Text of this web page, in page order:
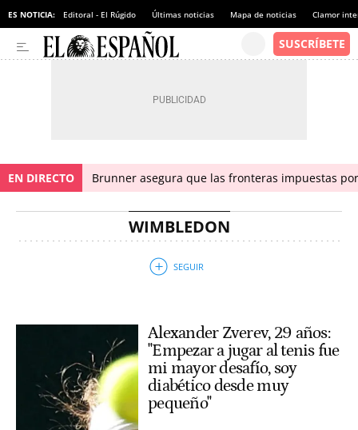
ES NOTICIA: Editoral - El Rúgido Últimas noticias Mapa de noticias Clamor
EN DIRECTO Brunner asegura que las fronteras impuestas
WIMBLEDON
Alexander Zverev, 29 años:
"Empezar a jugar al tenis fue
mi mayor desafío, soy
diabético desde muy
pequeño"